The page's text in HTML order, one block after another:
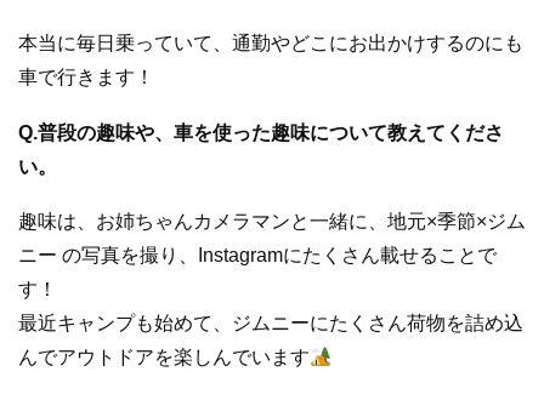
本当に毎日乗っていて、通勤やどこにお出かけするのにも
車で行きます！
Q.普段の趣味や、車を使った趣味について教えてくださ
い。
趣味は、お姉ちゃんカメラマンと一緒に、地元×季節×ジム
ニー の写真を撮り、Instagramにたくさん載せることで
す！
最近キャンプも始めて、ジムニーにたくさん荷物を詰め込
んでアウトドアを楽しんでいます